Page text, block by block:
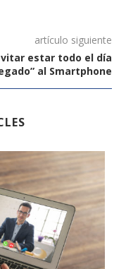
artículo siguiente
estar todo el día
al Smartphone